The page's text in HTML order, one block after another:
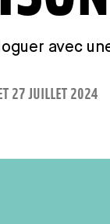
avec
27 JUILLET 2024